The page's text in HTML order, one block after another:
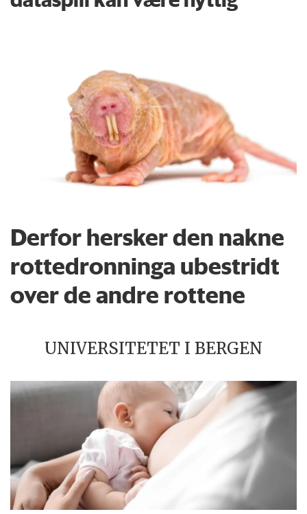
Derfor hersker den nakne
rottedronninga ubestridt
over de andre rottene
UNIVERSITETET I BERGEN